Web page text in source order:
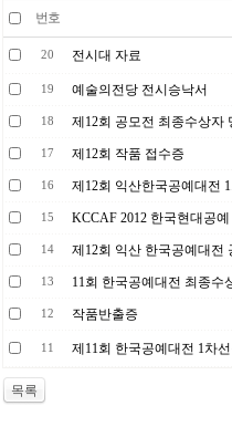
번호
20 전시대 자료
19 예술의전당 전시승낙서
18 제12회 공모전 최종수상자
17 제12회 작품 접수증
16 제12회 익산한국공예대전
15 KCCAF 2012 한국현대공
14 제12회 익산 한국공예대전
13 11회 한국공예대전 최종수
12 작품반출증
11 제11회 한국공예대전 1차
목록